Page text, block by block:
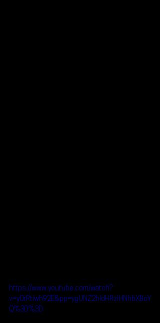
https://www.youtube.com/watch?
v=y0rRtiwh92E&pp=ygUNZ2hldHRzIHNhbXBoY
Q%3D%3D